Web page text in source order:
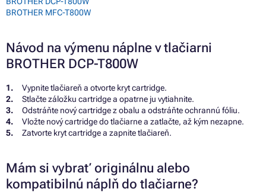
BROTHER MFC-T800W
Návod na výmenu náplne v tlačiarni
BROTHER DCP-T800W
Vypnite tlačiareň a otvorte kryt cartridge.
Stlačte záložku cartridge a opatrne ju vytiahnite.
Odstráňte nový cartridge z obalu a odstráňte ochrannú fóliu.
Vložte nový cartridge do tlačiarne a zatlačte, až kým nezapne.
Zatvorte kryt cartridge a zapnite tlačiareň.
Mám si vybrať originálnu alebo
kompatibilnú náplň do tlačiarne?